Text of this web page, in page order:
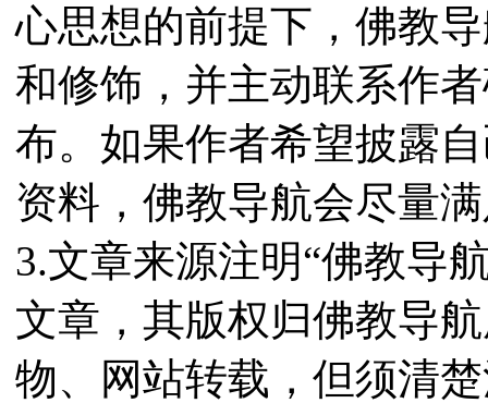
心思想的前提下，佛教
和修饰，并主动联系作
布。如果作者希望披露
资料，佛教导航会尽量
3.文章来源注明“佛教导
文章，其版权归佛教导
物、网站转载，但须清